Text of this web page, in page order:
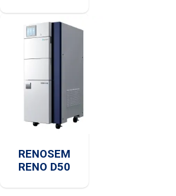
RENOSEM
RENO D50